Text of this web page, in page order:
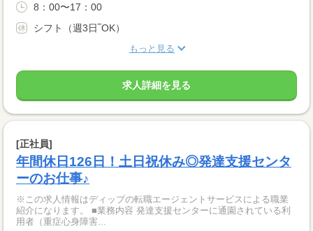
8：00〜17：00
シフト（週3日‾OK）
もっと見る
求人詳細を見る
[正社員]
年間休日126日！土日祝休み◎発達支援センタ
ーのお仕事♪
※この求人情報はディップの転職エージェントサービスによる職業
紹介になります。 ■業務内容 発達支援センターに通園されている利
用者（重症心身障害...